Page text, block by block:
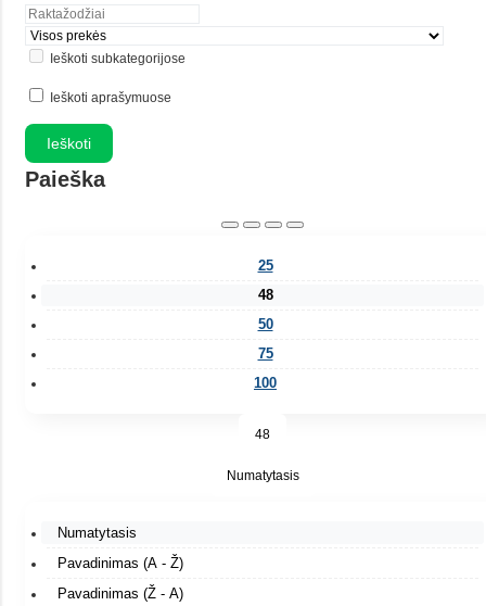
Ieškoti subkategorijose
Ieškoti aprašymuose
Paieška
25
48
50
75
100
48
Numatytasis
Numatytasis
Pavadinimas (A - Ž)
Pavadinimas (Ž - A)